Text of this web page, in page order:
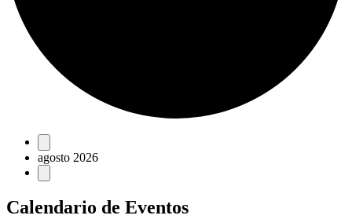
Eventos
agosto 2026
Calendario de Eventos